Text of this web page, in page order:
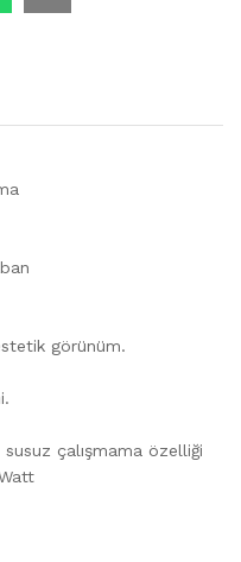
görünüm.
çalışmama özelliği